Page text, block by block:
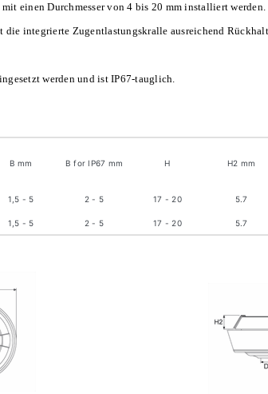
einen Durchmesser von 4 bis 20 mm installiert
integrierte Zugentlastungskralle ausreichend
werden und ist IP67-tauglich.
B mm B for IP67 mm H H2 mm
1,5 - 5 2 - 5 17 - 20 5.7
1,5 - 5 2 - 5 17 - 20 5.7